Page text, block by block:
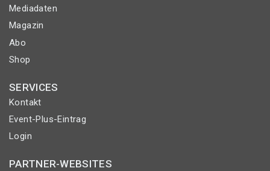
Mediadaten
Magazin
Abo
Shop
SERVICES
Kontakt
Event-Plus-Eintrag
Login
PARTNER-WEBSITES